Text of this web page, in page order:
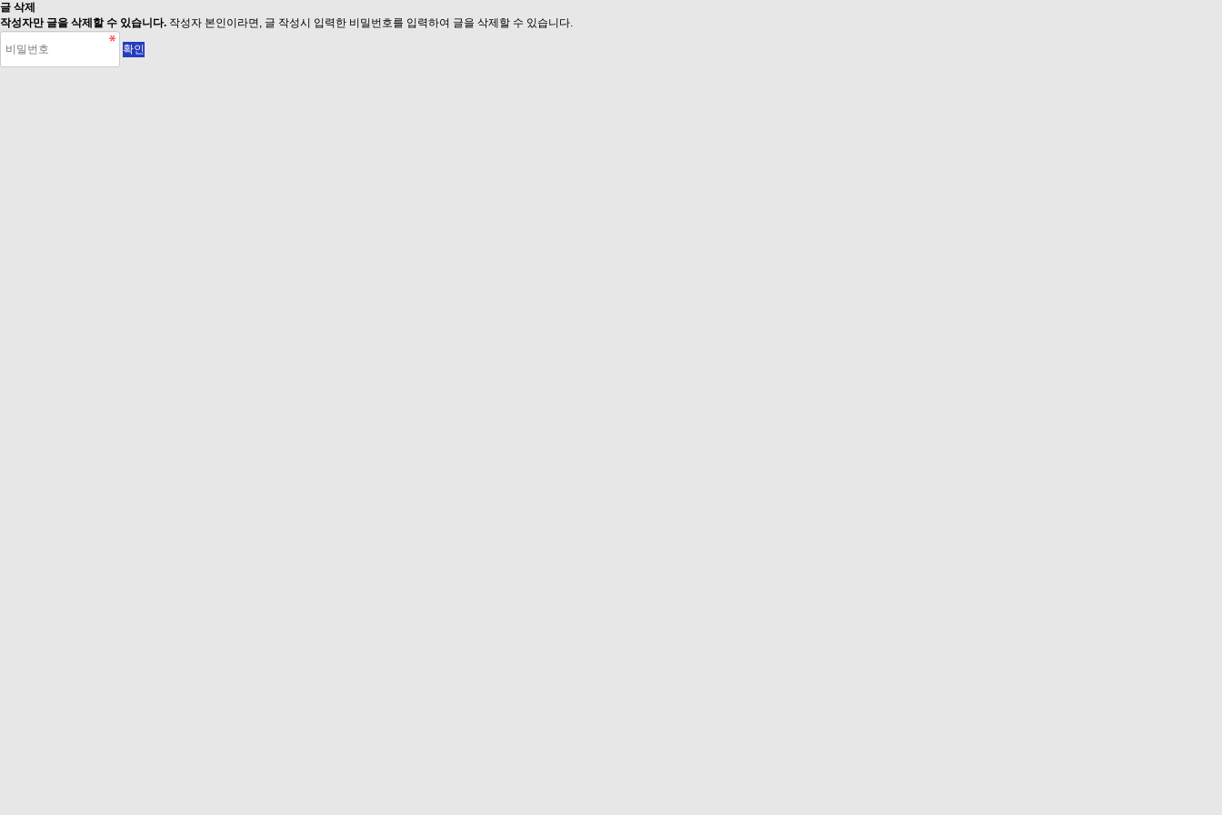
글 삭제
작성자만 글을 삭제할 수 있습니다. 작성자 본인이라면, 글 작성시 입력한 비밀번호를 입력하여 글을 삭제할 수 있습니다.